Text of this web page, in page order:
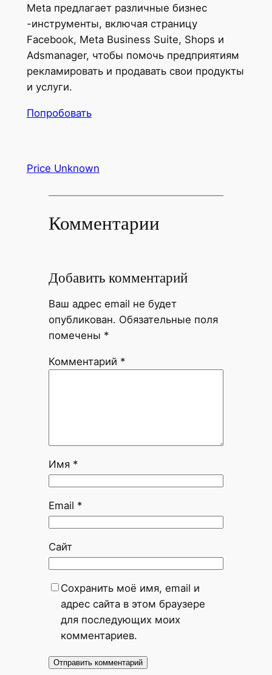
Meta предлагает различные бизнес
-инструменты, включая страницу
Facebook, Meta Business Suite, Shops и
Adsmanager, чтобы помочь предприятиям
рекламировать и продавать свои продукты
и услуги.
Попробовать
Price Unknown
Комментарии
Добавить комментарий
Ваш адрес email не будет
опубликован. Обязательные поля
помечены *
Комментарий *
Имя *
Email *
Сайт
Сохранить моё имя, email и
адрес сайта в этом браузере
для последующих моих
комментариев.